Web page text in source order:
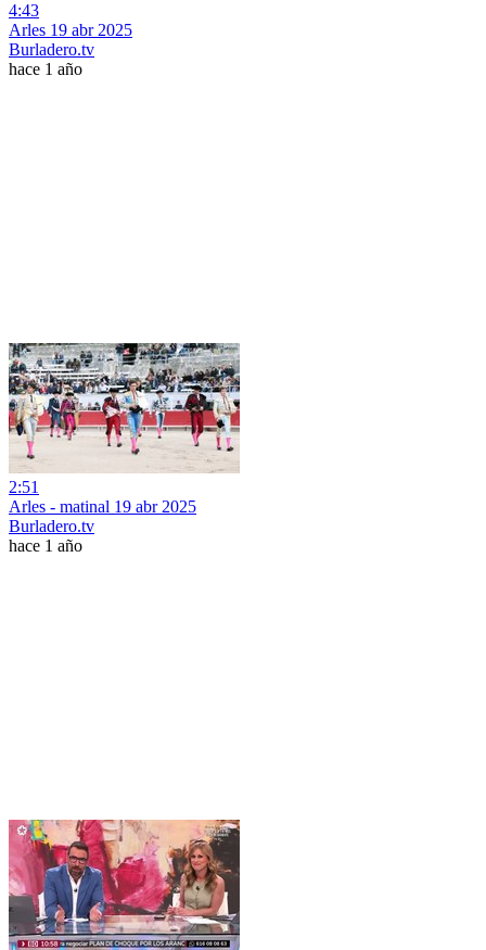
4:43
Arles 19 abr 2025
Burladero.tv
hace 1 año
2:51
Arles - matinal 19 abr 2025
Burladero.tv
hace 1 año